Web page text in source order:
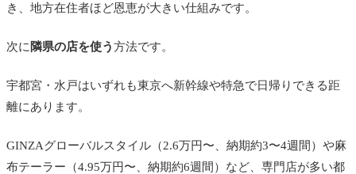
き、地方在住者ほど恩恵が大きい仕組みです。
次に 隣県の店を使う方法です。
宇都宮・水戸はいずれも東京へ新幹線や特急で日帰りできる距
離にあります。
GINZAグローバルスタイル（2.6万円〜、納期約3〜4週間）や麻
布テーラー（4.95万円〜、納期約6週間）など、専門店が多い都